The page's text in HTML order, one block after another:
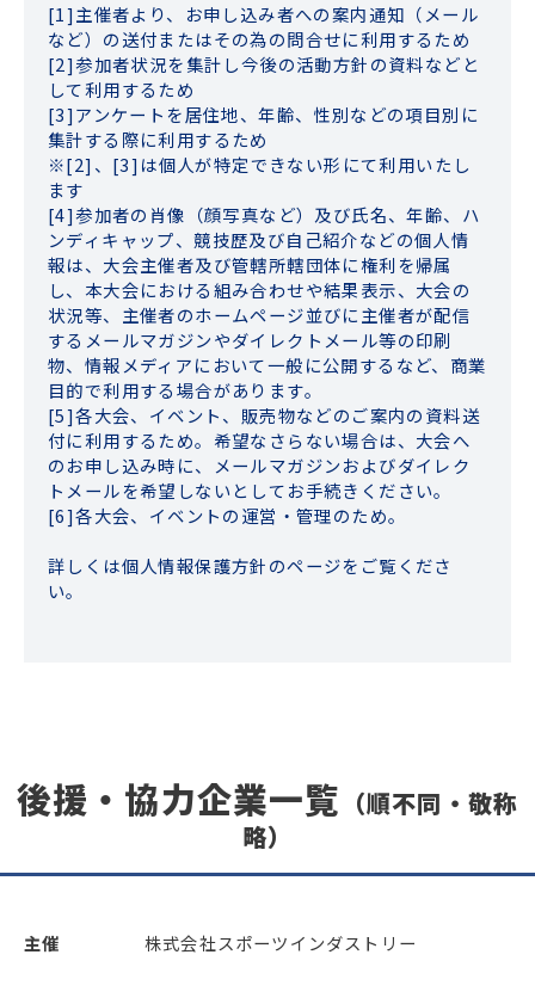
[1]主催者より、お申し込み者への案内通知（メール
など）の送付またはその為の問合せに利用するため
[2]参加者状況を集計し今後の活動方針の資料などと
して利用するため
[3]アンケートを居住地、年齢、性別などの項目別に
集計する際に利用するため
※[2]、[3]は個人が特定できない形にて利用いたし
ます
[4]参加者の肖像（顔写真など）及び氏名、年齢、ハ
ンディキャップ、競技歴及び自己紹介などの個人情
報は、大会主催者及び管轄所轄団体に権利を帰属
し、本大会における組み合わせや結果表示、大会の
状況等、主催者のホームページ並びに主催者が配信
するメールマガジンやダイレクトメール等の印刷
物、情報メディアにおいて一般に公開するなど、商業
目的で利用する場合があります。
[5]各大会、イベント、販売物などのご案内の資料送
付に利用するため。希望なさらない場合は、大会へ
のお申し込み時に、メールマガジンおよびダイレク
トメールを希望しないとしてお手続きください。
[6]各大会、イベントの運営・管理のため。
詳しくは個人情報保護方針のページをご覧くださ
い。
後援・協力企業一覧 （順不同・敬称
略）
主催 株式会社スポーツインダストリー